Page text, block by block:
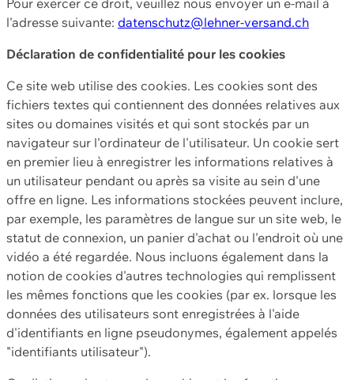
l'adresse suivante: datenschutz@lehner-versand.ch
Déclaration de confidentialité pour les cookies
Ce site web utilise des cookies. Les cookies sont des
fichiers textes qui contiennent des données relatives aux
sites ou domaines visités et qui sont stockés par un
navigateur sur l'ordinateur de l'utilisateur. Un cookie sert
en premier lieu à enregistrer les informations relatives à
un utilisateur pendant ou après sa visite au sein d'une
offre en ligne. Les informations stockées peuvent inclure,
par exemple, les paramètres de langue sur un site web, le
statut de connexion, un panier d'achat ou l'endroit où une
vidéo a été regardée. Nous incluons également dans la
notion de cookies d'autres technologies qui remplissent
les mêmes fonctions que les cookies (par ex. lorsque les
données des utilisateurs sont enregistrées à l'aide
d'identifiants en ligne pseudonymes, également appelés
"identifiants utilisateur").